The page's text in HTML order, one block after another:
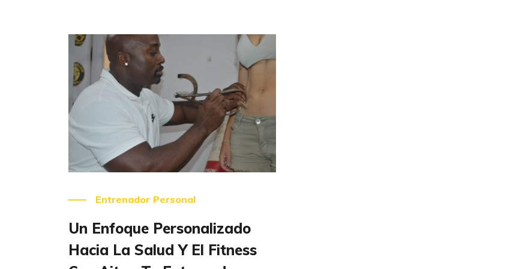
Leer más
Entrenador Personal
Un Enfoque Personalizado
Hacia La Salud Y El Fitness